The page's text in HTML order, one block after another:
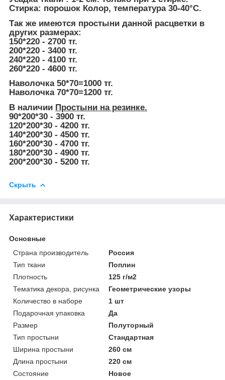
Стирка: порошок Колор, температура 30-40°С.
Так же имеются простыни данной расцветки в
других размерах:
150*220 - 2700 тг.
200*220 - 3400 тг.
240*220 - 4100 тг.
260*220 - 4600 тг.
Наволочка 50*70=1000 тг.
Наволочка 70*70=1200 тг.
В наличии Простыни на резинке.
90*200*30 - 3900 тг.
120*200*30 - 4200 тг.
140*200*30 - 4500 тг.
160*200*30 - 4700 тг.
180*200*30 - 4900 тг.
200*200*30 - 5200 тг.
Скрыть
Характеристики
Основные
Страна производитель
Россия
Тип ткани
Поплин
Плотность
125 г/м2
Тематика декора, рисунка
Геометрические узоры
Количество в наборе
1 шт
Подарочная упаковка
Да
Размер
Полуторный
Тип простыни
Стандартная
Ширина простыни
260 см
Длина простыни
220 см
Состояние
Новое